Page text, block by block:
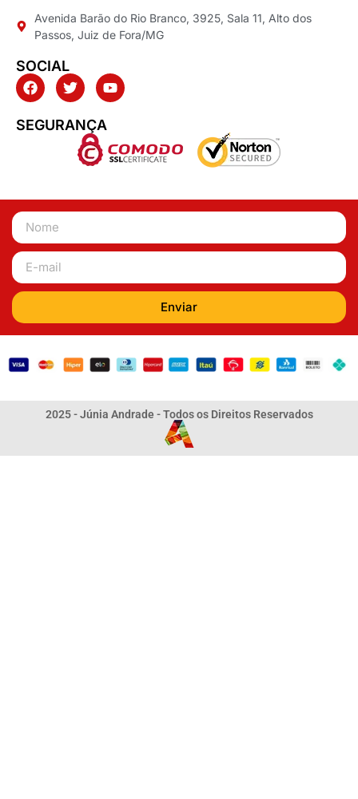
Avenida Barão do Rio Branco, 3925, Sala 11, Alto dos
Passos, Juiz de Fora/MG
SOCIAL
SEGURANÇA
Enviar
2025 - Júnia Andrade - Todos os Direitos Reservados